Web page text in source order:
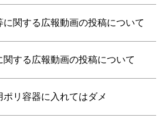
に関する広報動画の投稿について
関する広報動画の投稿について
ポリ容器に入れてはダメ